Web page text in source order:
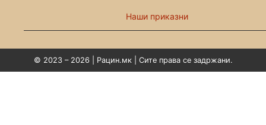
Наши приказни
© 2023 – 2026 | Рацин.мк | Сите права се задржани.